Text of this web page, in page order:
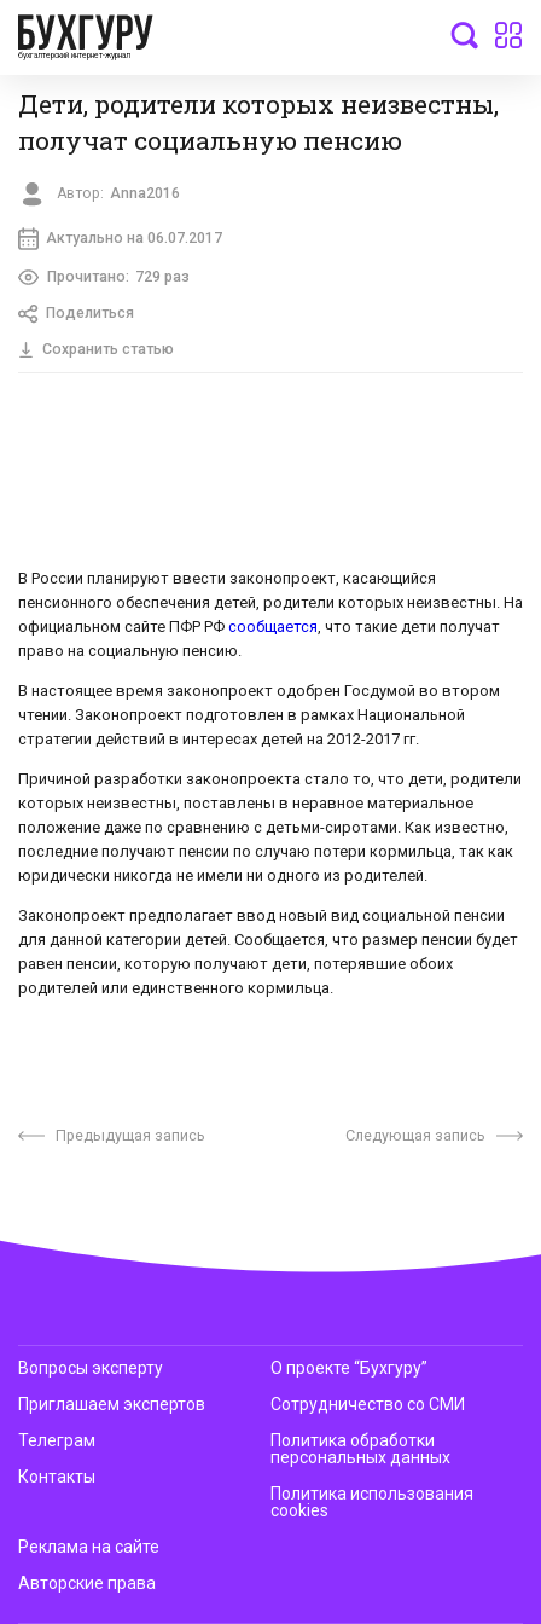
бухгалтерский интернет-журнал
Дети, родители которых неизвестны,
получат социальную пенсию
Автор: Anna2016
Актуально на 06.07.2017
Прочитано: 729 раз
Поделиться
Сохранить статью
В России планируют ввести законопроект, касающийся
пенсионного обеспечения детей, родители которых неизвестны. На
официальном сайте ПФР РФ сообщается, что такие дети получат
право на социальную пенсию.
В настоящее время законопроект одобрен Госдумой во втором
чтении. Законопроект подготовлен в рамках Национальной
стратегии действий в интересах детей на 2012-2017 гг.
Причиной разработки законопроекта стало то, что дети, родители
которых неизвестны, поставлены в неравное материальное
положение даже по сравнению с детьми-сиротами. Как известно,
последние получают пенсии по случаю потери кормильца, так как
юридически никогда не имели ни одного из родителей.
Законопроект предполагает ввод новый вид социальной пенсии
для данной категории детей. Сообщается, что размер пенсии будет
равен пенсии, которую получают дети, потерявшие обоих
родителей или единственного кормильца.
Предыдущая запись Следующая запись
Вопросы эксперту
Приглашаем экспертов
Телеграм
Контакты
О проекте “Бухгуру”
Сотрудничество со СМИ
Политика обработки
персональных данных
Политика использования
cookies
Реклама на сайте
Авторские права